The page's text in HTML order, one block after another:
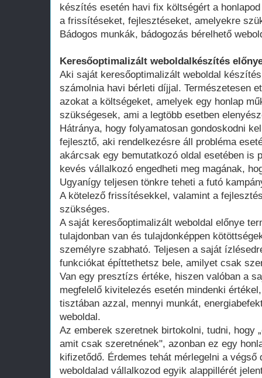
készítés esetén havi fix költségért a
a frissítéseket, fejlesztéseket, amelyekre
Bádogos munkák, bádogozás bérelhető
Keresőoptimalizált weboldalkészítés
Aki saját keresőoptimalizált weboldal
számolnia havi bérleti díjjal. Természetesen
azokat a költségeket, amelyek egy honlap
szükségesek, ami a legtöbb esetben
Hátránya, hogy folyamatosan gondoskodni
fejlesztő, aki rendelkezésre áll probléma
akárcsak egy bemutatkozó oldal esetében is
kevés vállalkozó engedheti meg magának,
Ugyanígy teljesen tönkre teheti a futó
A kötelező frissítésekkel, valamint a
szükséges.
A saját keresőoptimalizált weboldal előnye
tulajdonban van és tulajdonképpen
személyre szabható. Teljesen a saját
funkciókat építtethetsz bele, amilyet csak
Van egy presztízs értéke, hiszen valóban a
megfelelő kivitelezés esetén mindenki
tisztában azzal, mennyi munkát,
weboldal.
Az emberek szeretnek birtokolni, tudni, hogy
amit csak szeretnének", azonban ez egy
kifizetődő. Érdemes tehát mérlegelni a végső
weboldalad vállalkozod egyik alappillérét